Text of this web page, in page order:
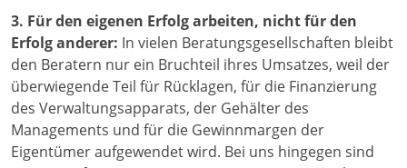
3. Für den eigenen Erfolg arbeiten, nicht für den
Erfolg anderer: In vielen Beratungsgesellschaften bleibt
den Beratern nur ein Bruchteil ihres Umsatzes, weil der
überwiegende Teil für Rücklagen, für die Finanzierung
des Verwaltungsapparats, der Gehälter des
Managements und für die Gewinnmargen der
Eigentümer aufgewendet wird. Bei uns hingegen sind